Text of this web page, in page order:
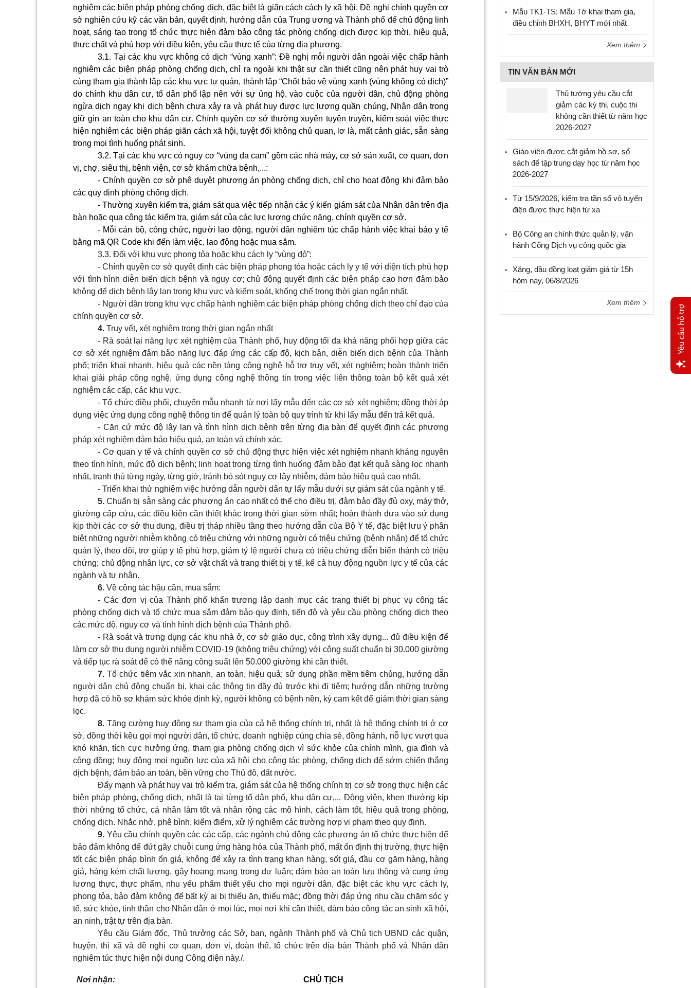
nghiêm các biện pháp phòng chống dịch, đặc biệt là giãn cách cách ly xã hội. Đề nghị chính quyền cơ
sở nghiên cứu kỹ các văn bản, quyết định, hướng dẫn của Trung ương và Thành phố để chủ động linh
hoạt, sáng tạo trong tổ chức thực hiện đảm bảo công tác phòng chống dịch được kịp thời, hiệu quả,
thực chất và phù hợp với điều kiện, yêu cầu thực tế của từng địa phương.
3.1. Tại các khu vực không có dịch “vùng xanh”: Đề nghị mỗi người dân ngoài việc chấp hành
nghiêm các biện pháp phòng chống dịch, chỉ ra ngoài khi thật sự cần thiết cũng nên phát huy vai trò
cùng tham gia thành lập các khu vực tự quản, thành lập “Chốt bảo vệ vùng xanh (vùng không có dịch)”
do chính khu dân cư, tổ dân phố lập nên với sự ủng hộ, vào cuộc của người dân, chủ động phòng
ngừa dịch ngay khi dịch bệnh chưa xảy ra và phát huy được lực lượng quần chúng, Nhân dân trong
giữ gìn an toàn cho khu dân cư. Chính quyền cơ sở thường xuyên tuyên truyền, kiểm soát việc thực
hiện nghiêm các biện pháp giãn cách xã hội, tuyệt đối không chủ quan, lơ là, mất cảnh giác, sẵn sàng
trong mọi tình huống phát sinh.
3.2. Tại các khu vực có nguy cơ “vùng da cam” gồm các nhà máy, cơ sở sản xuất, cơ quan, đơn
vị, chợ, siêu thị, bệnh viện, cơ sở khám chữa bệnh,...:
- Chính quyền cơ sở phê duyệt phương án phòng chống dịch, chỉ cho hoạt động khi đảm bảo
các quy định phòng chống dịch.
- Thường xuyên kiểm tra, giám sát qua việc tiếp nhận các ý kiến giám sát của Nhân dân trên địa
bàn hoặc qua công tác kiểm tra, giám sát của các lực lượng chức năng, chính quyền cơ sở.
- Mỗi cán bộ, công chức, người lao động, người dân nghiêm túc chấp hành việc khai báo y tế
bằng mã QR Code khi đến làm việc, lao động hoặc mua sắm.
3.3. Đối với khu vực phong tỏa hoặc khu cách ly “vùng đỏ”:
- Chính quyền cơ sở quyết định các biện pháp phong tỏa hoặc cách ly y tế với diện tích phù hợp
với tình hình diễn biến dịch bệnh và nguy cơ; chủ động quyết định các biện pháp cao hơn đảm bảo
không để dịch bệnh lây lan trong khu vực và kiểm soát, khống chế trong thời gian ngắn nhất.
- Người dân trong khu vực chấp hành nghiêm các biện pháp phòng chống dịch theo chỉ đạo của
chính quyền cơ sở.
4. Truy vết, xét nghiệm trong thời gian ngắn nhất
- Rà soát lại năng lực xét nghiệm của Thành phố, huy động tối đa khả năng phối hợp giữa các
cơ sở xét nghiệm đảm bảo năng lực đáp ứng các cấp độ, kịch bản, diễn biến dịch bệnh của Thành
phố; triển khai nhanh, hiệu quả các nền tảng công nghệ hỗ trợ truy vết, xét nghiệm; hoàn thành triển
khai giải pháp công nghệ, ứng dụng công nghệ thông tin trong việc liên thông toàn bộ kết quả xét
nghiệm các cấp, các khu vực.
- Tổ chức điều phối, chuyển mẫu nhanh từ nơi lấy mẫu đến các cơ sở xét nghiệm; đồng thời áp
dụng việc ứng dụng công nghệ thông tin để quản lý toàn bộ quy trình từ khi lấy mẫu đến trả kết quả.
- Căn cứ mức độ lây lan và tình hình dịch bệnh trên từng địa bàn để quyết định các phương
pháp xét nghiệm đảm bảo hiệu quả, an toàn và chính xác.
- Cơ quan y tế và chính quyền cơ sở chủ động thực hiện việc xét nghiệm nhanh kháng nguyên
theo tình hình, mức độ dịch bệnh; linh hoạt trong từng tình huống đảm bảo đạt kết quả sàng lọc nhanh
nhất, tranh thủ từng ngày, từng giờ, tránh bỏ sót nguy cơ lây nhiễm, đảm bảo hiệu quả cao nhất.
- Triển khai thử nghiệm việc hướng dẫn người dân tự lấy mẫu dưới sự giám sát của ngành y tế.
5. Chuẩn bị sẵn sàng các phương án cao nhất có thể cho điều trị, đảm bảo đầy đủ oxy, máy thở,
giường cấp cứu, các điều kiện cần thiết khác trong thời gian sớm nhất; hoàn thành đưa vào sử dụng
kịp thời các cơ sở thu dung, điều trị tháp nhiều tầng theo hướng dẫn của Bộ Y tế, đặc biệt lưu ý phân
biệt những người nhiễm không có triệu chứng với những người có triệu chứng (bệnh nhân) để tổ chức
quản lý, theo dõi, trợ giúp y tế phù hợp, giảm tỷ lệ người chưa có triệu chứng diễn biến thành có triệu
chứng; chủ động nhân lực, cơ sở vật chất và trang thiết bị y tế, kể cả huy động nguồn lực y tế của các
ngành và tư nhân.
6. Về công tác hậu cần, mua sắm:
- Các đơn vị của Thành phố khẩn trương lập danh mục các trang thiết bị phục vụ công tác
phòng chống dịch và tổ chức mua sắm đảm bảo quy định, tiến độ và yêu cầu phòng chống dịch theo
các mức độ, nguy cơ và tình hình dịch bệnh của Thành phố.
- Rà soát và trưng dụng các khu nhà ở, cơ sở giáo dục, công trình xây dựng... đủ điều kiện để
làm cơ sở thu dung người nhiễm COVID-19 (không triệu chứng) với công suất chuẩn bị 30.000 giường
và tiếp tục rà soát để có thể nâng công suất lên 50.000 giường khi cần thiết.
7. Tổ chức tiêm vắc xin nhanh, an toàn, hiệu quả; sử dụng phần mềm tiêm chủng, hướng dẫn
người dân chủ động chuẩn bị, khai các thông tin đầy đủ trước khi đi tiêm; hướng dẫn những trường
hợp đã có hồ sơ khám sức khỏe định kỳ, người không có bệnh nền, ký cam kết để giảm thời gian sàng
lọc.
8. Tăng cường huy động sự tham gia của cả hệ thống chính trị, nhất là hệ thống chính trị ở cơ
sở, đồng thời kêu gọi mọi người dân, tổ chức, doanh nghiệp cùng chia sẻ, đồng hành, nỗ lực vượt qua
khó khăn, tích cực hưởng ứng, tham gia phòng chống dịch vì sức khỏe của chính mình, gia đình và
cộng đồng; huy động mọi nguồn lực của xã hội cho công tác phòng, chống dịch để sớm chiến thắng
dịch bệnh, đảm bảo an toàn, bền vững cho Thủ đô, đất nước.
Đẩy mạnh và phát huy vai trò kiểm tra, giám sát của hệ thống chính trị cơ sở trong thực hiện các
biện pháp phòng, chống dịch, nhất là tại từng tổ dân phố, khu dân cư,... Động viên, khen thưởng kịp
thời những tổ chức, cá nhân làm tốt và nhân rộng các mô hình, cách làm tốt, hiệu quả trong phòng,
chống dịch. Nhắc nhở, phê bình, kiểm điểm, xử lý nghiêm các trường hợp vi phạm theo quy định.
9. Yêu cầu chính quyền các các cấp, các ngành chủ động các phương án tổ chức thực hiện để
bảo đảm không để đứt gãy chuỗi cung ứng hàng hóa của Thành phố, mất ổn định thị trường, thực hiện
tốt các biện pháp bình ổn giá, không để xảy ra tình trạng khan hàng, sốt giá, đầu cơ găm hàng, hàng
giả, hàng kém chất lượng, gây hoang mang trong dư luận; đảm bảo an toàn lưu thông và cung ứng
lương thực, thực phẩm, nhu yếu phẩm thiết yếu cho mọi người dân, đặc biệt các khu vực cách ly,
phong tỏa, bảo đảm không để bất kỳ ai bị thiếu ăn, thiếu mặc; đồng thời đáp ứng nhu cầu chăm sóc y
tế, sức khỏe, tinh thần cho Nhân dân ở mọi lúc, mọi nơi khi cần thiết, đảm bảo công tác an sinh xã hội,
an ninh, trật tự trên địa bàn.
Yêu cầu Giám đốc, Thủ trưởng các Sở, ban, ngành Thành phố và Chủ tịch UBND các quận,
huyện, thị xã và đề nghị cơ quan, đơn vị, đoàn thể, tổ chức trên địa bàn Thành phố và Nhân dân
nghiêm túc thực hiện nội dung Công điện này./.
Nơi nhận:
CHỦ TỊCH
Mẫu TK1-TS: Mẫu Tờ khai tham gia,
điều chỉnh BHXH, BHYT mới nhất
Xem thêm
TIN VĂN BẢN MỚI
Thủ tướng yêu cầu cắt
giảm các kỳ thi, cuộc thi
không cần thiết từ năm học
2026-2027
Giáo viên được cắt giảm hồ sơ, sổ
sách để tập trung dạy học từ năm học
2026-2027
Từ 15/9/2026, kiểm tra tần số vô tuyến
điện được thực hiện từ xa
Bộ Công an chính thức quản lý, vận
hành Cổng Dịch vụ công quốc gia
Xăng, dầu đồng loạt giảm giá từ 15h
hôm nay, 06/8/2026
Xem thêm